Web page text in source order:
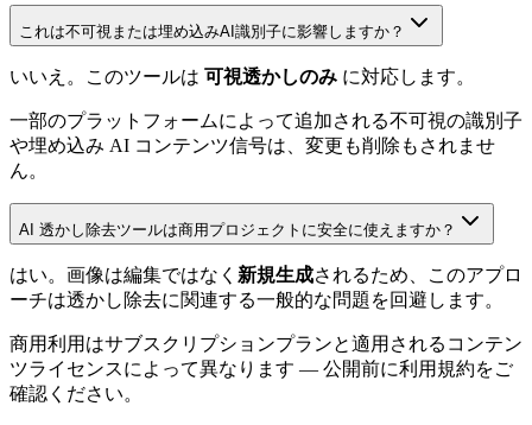
これは不可視または埋め込みAI識別子に影響しますか？
いいえ。このツールは 可視透かしのみ に対応します。
一部のプラットフォームによって追加される不可視の識別子
や埋め込み AI コンテンツ信号は、変更も削除もされませ
ん。
AI 透かし除去ツールは商用プロジェクトに安全に使えますか？
はい。画像は編集ではなく 新規生成されるため、このアプロ
ーチは透かし除去に関連する一般的な問題を回避します。
商用利用はサブスクリプションプランと適用されるコンテン
ツライセンスによって異なります — 公開前に利用規約をご
確認ください。